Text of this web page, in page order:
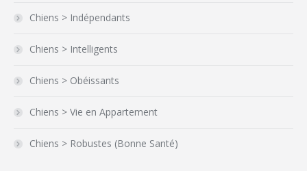
Chiens > Indépendants
Chiens > Intelligents
Chiens > Obéissants
Chiens > Vie en Appartement
Chiens > Robustes (Bonne Santé)